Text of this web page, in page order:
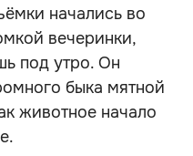
начались во
вечеринки,
под утро. Он
быка мятной
животное начало